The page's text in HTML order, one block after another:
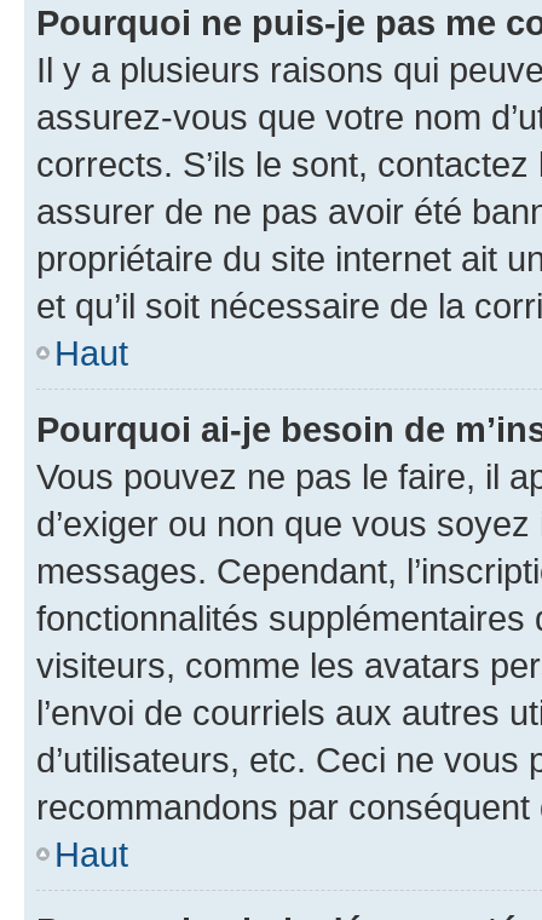
Pourquoi ne puis-je pas me
Il y a plusieurs raisons qui
assurez-vous que votre nom
corrects. S’ils le sont,
assurer de ne pas avoir été
propriétaire du site internet ait
et qu’il soit nécessaire de la
Haut
Pourquoi ai-je besoin de
Vous pouvez ne pas le faire, il
d’exiger ou non que vous
messages. Cependant,
fonctionnalités
visiteurs, comme les avatars
l’envoi de courriels aux autres
d’utilisateurs, etc. Ceci ne vous
recommandons par conséquent
Haut